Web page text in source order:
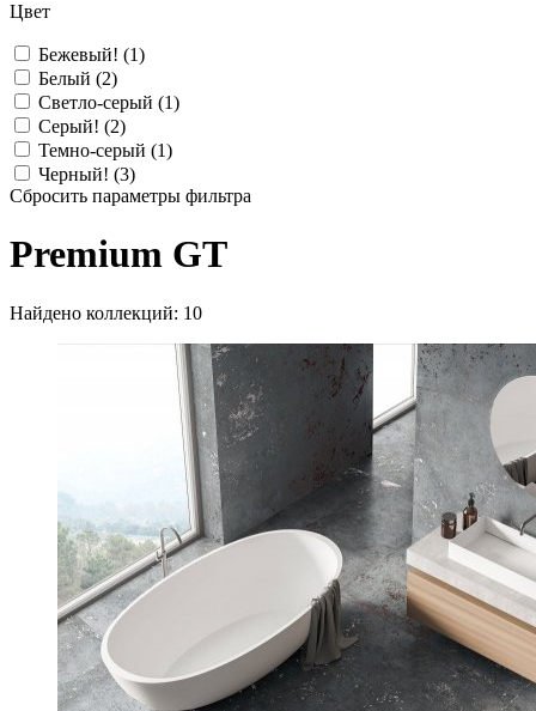
Цвет
Бежевый! (1)
Белый (2)
Светло-серый (1)
Серый! (2)
Темно-серый (1)
Черный! (3)
Сбросить параметры фильтра
Premium GT
Найдено коллекций: 10